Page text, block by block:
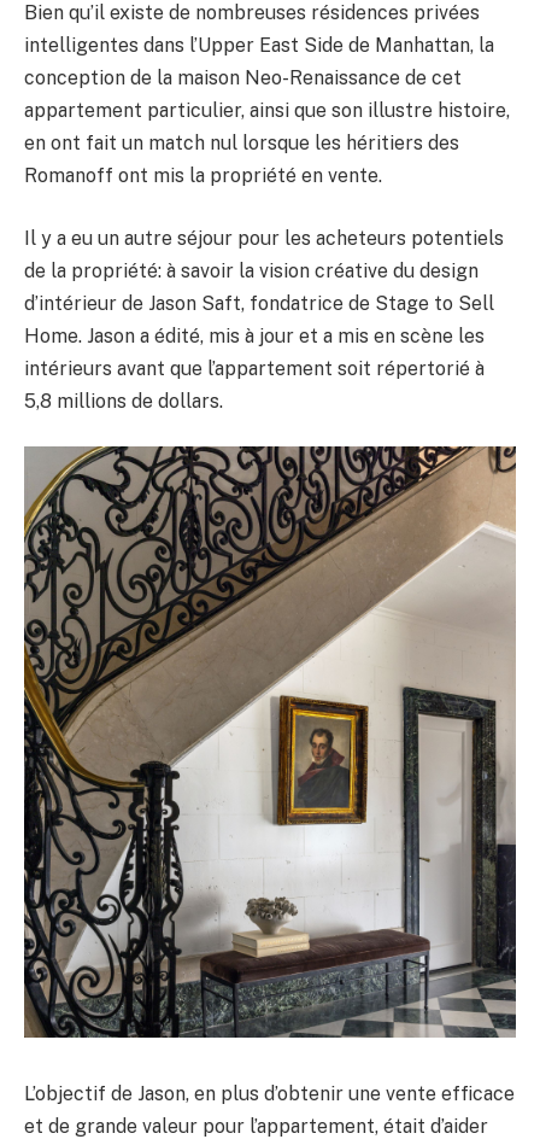
Bien qu’il existe de nombreuses résidences privées
intelligentes dans l’Upper East Side de Manhattan, la
conception de la maison Neo-Renaissance de cet
appartement particulier, ainsi que son illustre histoire,
en ont fait un match nul lorsque les héritiers des
Romanoff ont mis la propriété en vente.
Il y a eu un autre séjour pour les acheteurs potentiels
de la propriété: à savoir la vision créative du design
d’intérieur de Jason Saft, fondatrice de Stage to Sell
Home. Jason a édité, mis à jour et a mis en scène les
intérieurs avant que l’appartement soit répertorié à
5,8 millions de dollars.
L’objectif de Jason, en plus d’obtenir une vente efficace
et de grande valeur pour l’appartement, était d’aider